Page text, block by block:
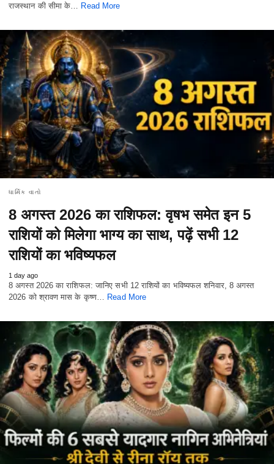
राजस्थान की सीमा के…
Read More
ધાર્મિક વાતો
8 अगस्त 2026 का राशिफल: वृषभ समेत इन 5
राशियों को मिलेगा भाग्य का साथ, पढ़ें सभी 12
राशियों का भविष्यफल
1 day ago
8 अगस्त 2026 का राशिफल: जानिए सभी 12 राशियों का भविष्यफल शनिवार, 8 अगस्त
2026 को श्रावण मास के कृष्ण… Read More